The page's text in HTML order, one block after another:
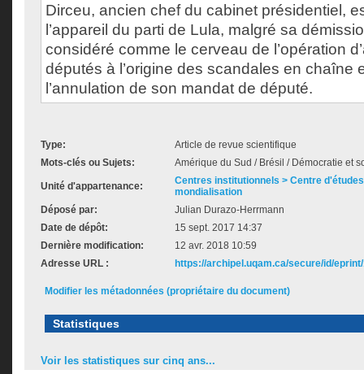
Dirceu, ancien chef du cabinet présidentiel,
l’appareil du parti de Lula, malgré sa
considéré comme le cerveau de l’opération
députés à l’origine des scandales en chaîne
l’annulation de son mandat de député.
Type:
Article de revue scientifique
Mots-clés ou Sujets:
Amérique du Sud / Brésil / Démocratie et
Unité d'appartenance:
Centres institutionnels > Centre
mondialisation
Déposé par:
Julian Durazo-Herrmann
Date de dépôt:
15 sept. 2017 14:37
Dernière modification:
12 avr. 2018 10:59
Adresse URL :
https://archipel.uqam.ca/secure/id/
Modifier les métadonnées (propriétaire du document)
Statistiques
Voir les statistiques sur cinq ans...